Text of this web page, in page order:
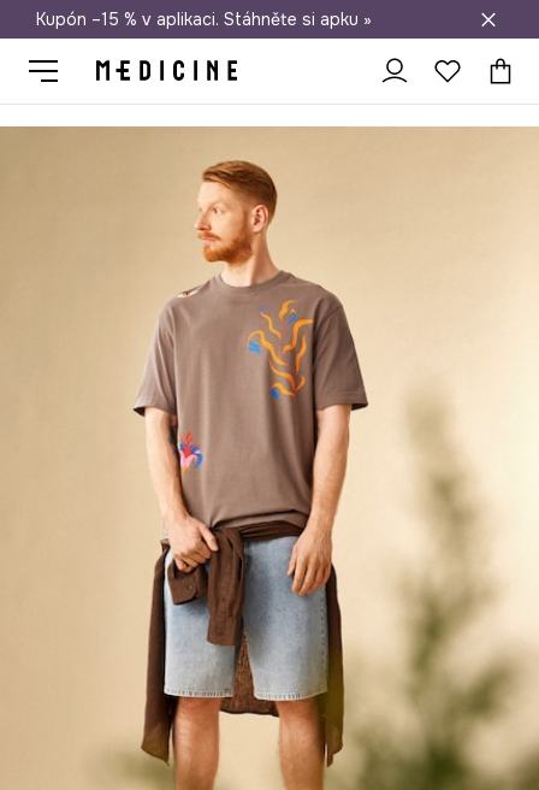
Doprava zdarma při nákupu nad 1 200 Kč
Kupón –15 % v aplikaci. Stáhněte si apku »